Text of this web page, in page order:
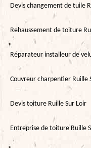
Devis changement de tuile
Rehaussement de toiture
Réparateur installeur de
Couvreur charpentier Ruille
Devis toiture Ruille Sur Loir
Entreprise de toiture Ruille